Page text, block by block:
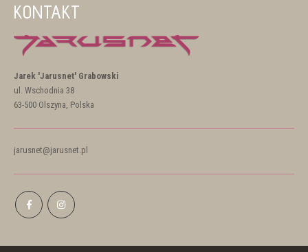
KONTAKT
Jarek 'Jarusnet' Grabowski
ul. Wschodnia 38
63-500 Olszyna, Polska
jarusnet@jarusnet.pl